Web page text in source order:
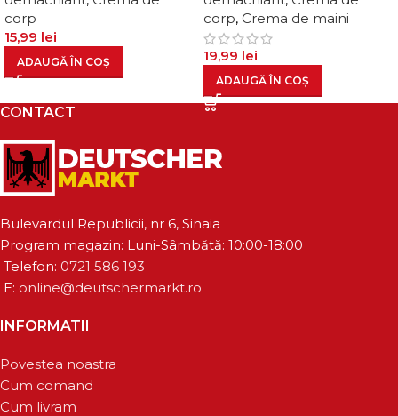
corp
15,99 lei
ADAUGĂ ÎN COȘ
corp, Crema de maini
19,99 lei
ADAUGĂ ÎN COȘ
CONTACT
Bulevardul Republicii, nr 6, Sinaia
Program magazin: Luni-Sâmbătă: 10:00-18:00
Telefon: 0721 586 193
E: online@deutschermarkt.ro
INFORMATII
Povestea noastra
Cum comand
Cum livram